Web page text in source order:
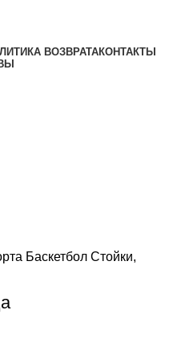
ВОЗВРАТАКОНТАКТЫ
Баскетбол Стойки,